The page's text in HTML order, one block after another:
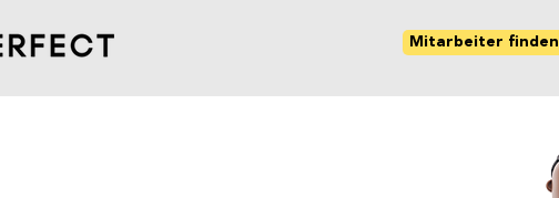
Mitarbeiter finden